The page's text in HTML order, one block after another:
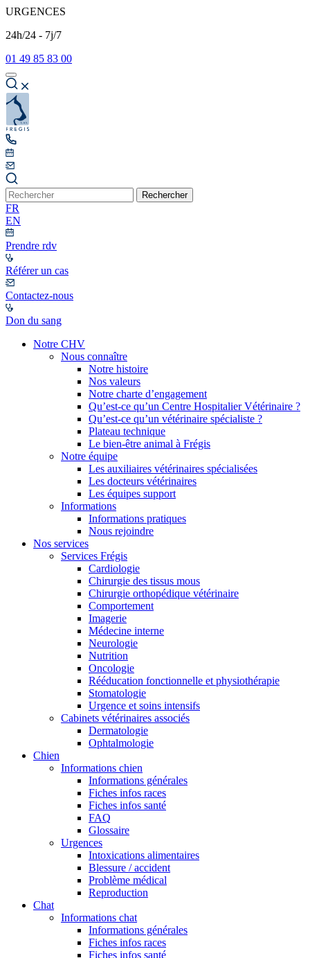
URGENCES
24h/24 - 7j/7
01 49 85 83 00
Rechercher
FR
EN
Prendre rdv
Référer un cas
Contactez-nous
Don du sang
Notre CHV
Nous connaître
Notre histoire
Nos valeurs
Notre charte d’engagement
Qu’est-ce qu’un Centre Hospitalier Vétérinaire ?
Qu’est-ce qu’un vétérinaire spécialiste ?
Plateau technique
Le bien-être animal à Frégis
Notre équipe
Les auxiliaires vétérinaires spécialisées
Les docteurs vétérinaires
Les équipes support
Informations
Informations pratiques
Nous rejoindre
Nos services
Services Frégis
Cardiologie
Chirurgie des tissus mous
Chirurgie orthopédique vétérinaire
Comportement
Imagerie
Médecine interne
Neurologie
Nutrition
Oncologie
Rééducation fonctionnelle et physiothérapie
Stomatologie
Urgence et soins intensifs
Cabinets vétérinaires associés
Dermatologie
Ophtalmologie
Chien
Informations chien
Informations générales
Fiches infos races
Fiches infos santé
FAQ
Glossaire
Urgences
Intoxications alimentaires
Blessure / accident
Problème médical
Reproduction
Chat
Informations chat
Informations générales
Fiches infos races
Fiches infos santé